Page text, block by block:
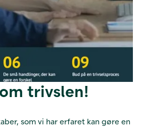
trivslen!
som vi har erfaret kan gøre en